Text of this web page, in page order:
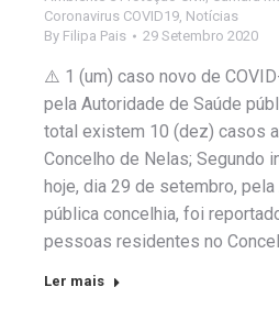
Coronavirus COVID19, Notícias
By Filipa Pais 29 Setembro 2020
⚠️ 1 (um) caso novo de
pela Autoridade de Saúde
total existem 10 (dez) casos
Concelho de Nelas; Segundo
hoje, dia 29 de setembro,
pública concelhia, foi
pessoas residentes no
Ler mais